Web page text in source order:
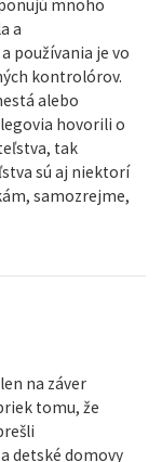
mnoho
a
používania je vo
kontrolórov.
alebo
hovorili o
tak
sú aj niektorí
samozrejme,
na záver
tomu, že
detské domovy